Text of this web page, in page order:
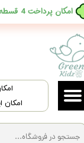
امکان
حساب کاربری من
تغییر گذر واژه
سفارشات
خروج از حساب
​امکان پرداخت 4 قسطه بدون کارمزد، در ترب پی فعال شد